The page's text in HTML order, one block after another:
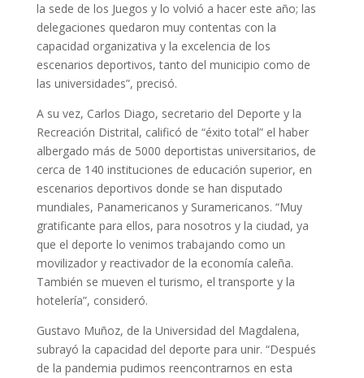
la sede de los Juegos y lo volvió a hacer este año; las
delegaciones quedaron muy contentas con la
capacidad organizativa y la excelencia de los
escenarios deportivos, tanto del municipio como de
las universidades”, precisó.
A su vez, Carlos Diago, secretario del Deporte y la
Recreación Distrital, calificó de “éxito total” el haber
albergado más de 5000 deportistas universitarios, de
cerca de 140 instituciones de educación superior, en
escenarios deportivos donde se han disputado
mundiales, Panamericanos y Suramericanos. “Muy
gratificante para ellos, para nosotros y la ciudad, ya
que el deporte lo venimos trabajando como un
movilizador y reactivador de la economía caleña.
También se mueven el turismo, el transporte y la
hotelería”, consideró.
Gustavo Muñoz, de la Universidad del Magdalena,
subrayó la capacidad del deporte para unir. “Después
de la pandemia pudimos reencontrarnos en esta